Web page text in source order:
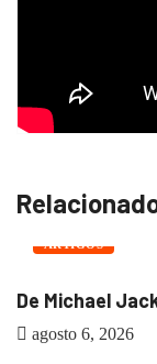
ARTIGOS
De Michael
agosto 6, 2026